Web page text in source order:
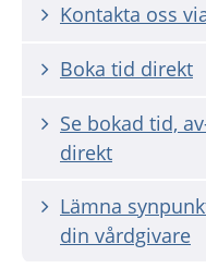
Kontakta oss
Boka tid direkt
Se bokad tid,
direkt
Lämna
din vårdgivare